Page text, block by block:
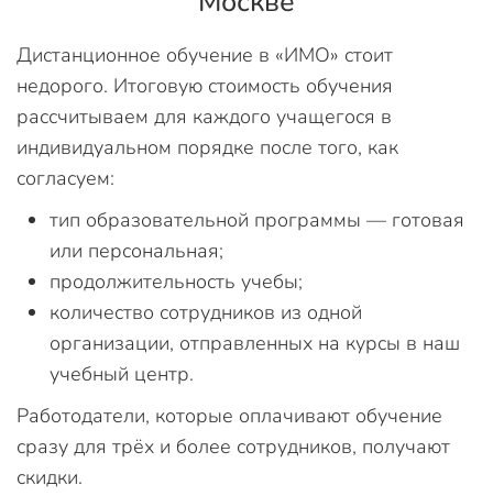
Дистанционное обучение в «ИМО» стоит
недорого. Итоговую стоимость обучения
рассчитываем для каждого учащегося в
индивидуальном порядке после того, как
согласуем:
тип образовательной программы — готовая
или персональная;
продолжительность учебы;
количество сотрудников из одной
организации, отправленных на курсы в наш
учебный центр.
Работодатели, которые оплачивают обучение
сразу для трёх и более сотрудников, получают
скидки.